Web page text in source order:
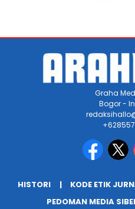
Graha
Bogor -
HISTORI KODE ETIK
PEDOMAN MEDIA